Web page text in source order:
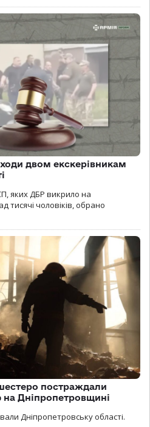
двом екскерівникам
яких ДБР викрило на
тисячі чоловіків, обрано
постраждали
на Дніпропетровщині
Дніпропетровську області.